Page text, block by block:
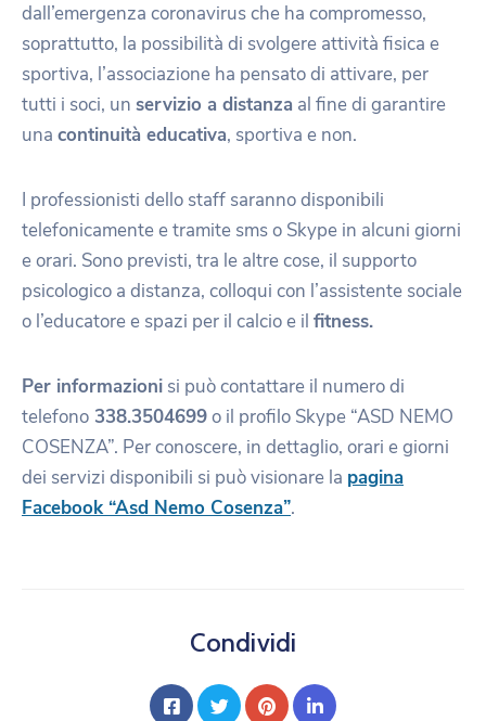
dall’emergenza coronavirus che ha compromesso,
soprattutto, la possibilità di svolgere attività fisica e
sportiva, l’associazione ha pensato di attivare, per
tutti i soci, un servizio a distanza al fine di garantire
una continuità educativa, sportiva e non.
I professionisti dello staff saranno disponibili
telefonicamente e tramite sms o Skype in alcuni giorni
e orari. Sono previsti, tra le altre cose, il supporto
psicologico a distanza, colloqui con l’assistente sociale
o l’educatore e spazi per il calcio e il fitness.
Per informazioni si può contattare il numero di
telefono 338.3504699o il profilo Skype “ASD NEMO
COSENZA”. Per conoscere, in dettaglio, orari e giorni
dei servizi disponibili si può visionare la pagina
Facebook “Asd Nemo Cosenza”.
Condividi